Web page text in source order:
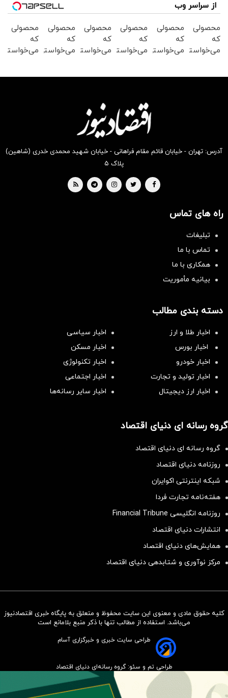
سرمایه‌گذاری همسنگ با شاخص
از سراسر وب
محصولی
که
می‌خواستی
محصولی
که
می‌خواستی
محصولی
که
می‌خواستی
بخر !
محصولی
که
می‌خواستی
بخر !
محصولی
که
می‌خواستی
محصولی
که
می‌خواستی
آدرس: تهران - خیابان قائم مقام فراهانی - خیابان شهید محمدی خدری (شاهین)
پلاک ۵
راه های تماس
تبلیغات
تماس با ما
همکاری با ما
بیانیه مأموریت
دسته بندی مطالب
اخبار طلا و ارز
اخبار سیاسی
اخبار بورس
اخبار مسکن
اخبار خودرو
اخبار تکنولوژی
اخبار تولید و تجارت
اخبار اجتماعی
اخبار ارز دیجیتال
اخبار سایر رسانه‌‌ها
گروه رسانه ای دنیای اقتصاد
گروه رسانه ای دنیای اقتصاد
روزنامه دنیای اقتصاد
شبکه اینترنتی اکوایران
هفته‌نامه تجارت فردا
روزنامه انگلیسی Financial Tribune
انتشارات دنیای اقتصاد
همایش‌های دنیای اقتصاد
مرکز نوآوری و شتابدهی دنیای اقتصاد
کلیه حقوق مادی و معنوی این سایت محفوظ و متعلق به پایگاه خبری اقتصادنیوز
می‌باشد. استفاده از مطالب تنها با ذکر منبع بلامانع است
طراحی سایت خبری و خبرگزاری آسام
طراحی تم و سئو: گروه رسانه‌ای دنیای اقتصاد